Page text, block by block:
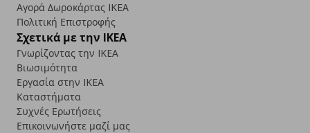
Αγορά Δωρoκάρτας IKEA
Πολιτική Επιστροφής
Σχετικά με την IKEA
Γνωρίζοντας την IKEA
Βιωσιμότητα
Εργασία στην IKEA
Καταστήματα
Συχνές Ερωτήσεις
Επικοινωνήστε μαζί μας